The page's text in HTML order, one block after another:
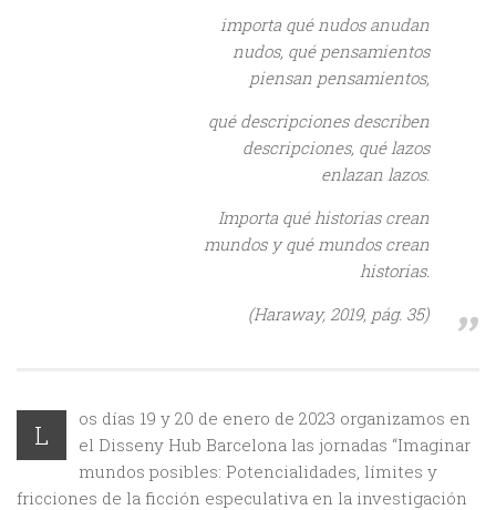
importa qué nudos anudan
nudos, qué pensamientos
piensan pensamientos,
qué descripciones describen
descripciones, qué lazos
enlazan lazos.
Importa qué historias crean
mundos y qué mundos crean
historias.
(Haraway, 2019, pág. 35)
L
os días 19 y 20 de enero de 2023 organizamos en
el Disseny Hub Barcelona las jornadas “Imaginar
mundos posibles: Potencialidades, límites y
fricciones de la ficción especulativa en la investigación